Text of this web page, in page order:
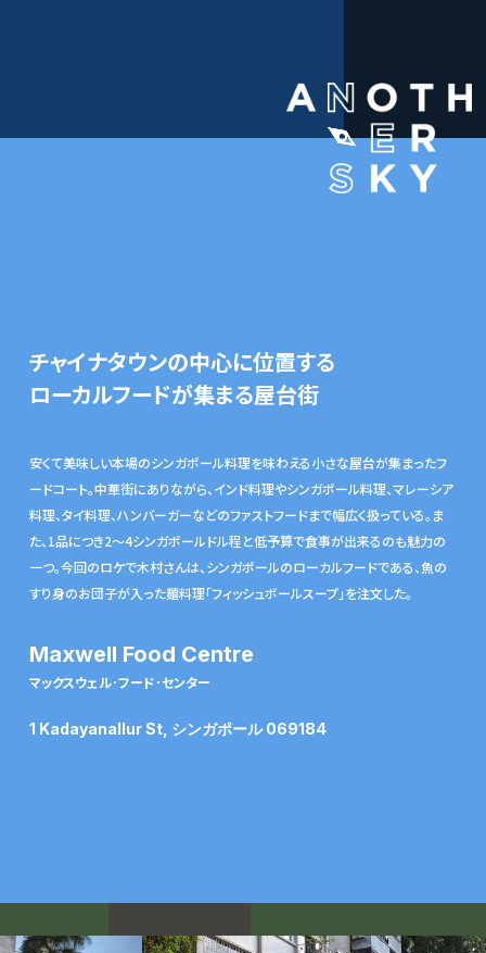
チャイナタウンの中心に位置する
ローカルフードが集まる屋台街
安くて美味しい本場のシンガポール料理を味わえる小さな屋台が集まったフ
ードコート。中華街にありながら、インド料理やシンガポール料理、マレーシア
料理、タイ料理、ハンバーガーなどのファストフードまで幅広く扱っている。ま
た、1品につき2～4シンガポールドル程と低予算で食事が出来るのも魅力の
一つ。今回のロケで木村さんは、シンガポールのローカルフードである、魚の
すり身のお団子が入った麺料理「フィッシュボールスープ」を注文した。
Maxwell Food Centre
マックスウェル･フード･センター
1 Kadayanallur St, シンガポール 069184